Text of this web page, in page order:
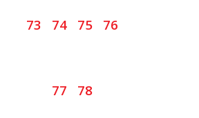
73 74 75 76
77 78